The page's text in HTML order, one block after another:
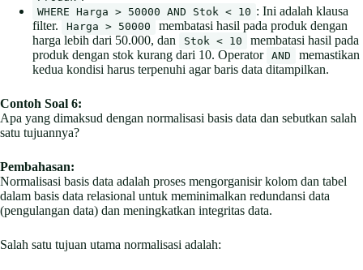
WHERE Harga > 50000 AND Stok < 10 : Ini adalah klausa
filter.
Harga > 50000
membatasi hasil pada produk dengan
harga lebih dari 50.000, dan
Stok < 10
membatasi hasil pada
produk dengan stok kurang dari 10. Operator AND
memastikan
kedua kondisi harus terpenuhi agar baris data ditampilkan.
Contoh Soal 6:
Apa yang dimaksud dengan normalisasi basis data dan sebutkan salah
satu tujuannya?
Pembahasan:
Normalisasi basis data adalah proses mengorganisir kolom dan tabel
dalam basis data relasional untuk meminimalkan redundansi data
(pengulangan data) dan meningkatkan integritas data.
Salah satu tujuan utama normalisasi adalah: